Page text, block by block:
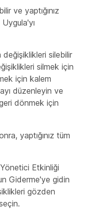
ve yaptığınız
değişiklikleri silebilir
silmek için
için kalem
düzenleyin ve
dönmek için
yaptığınız tüm
Yönetici Etkinliği
Giderme'ye gidin
gözden